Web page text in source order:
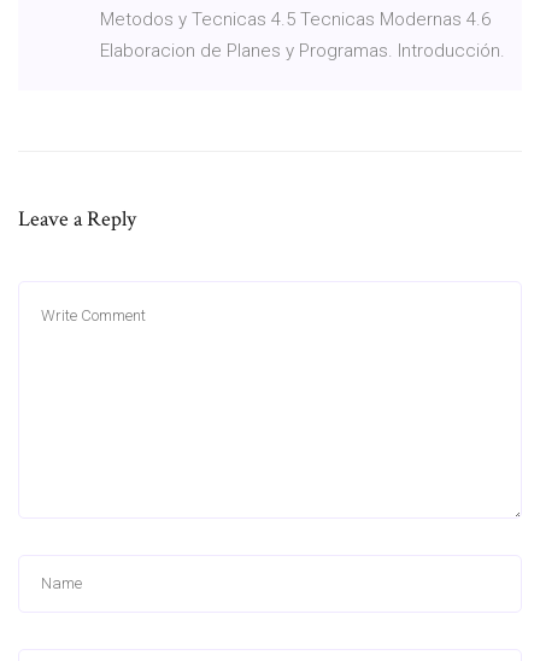
Metodos y Tecnicas 4.5 Tecnicas Modernas 4.6
Elaboracion de Planes y Programas. Introducción.
Leave a Reply